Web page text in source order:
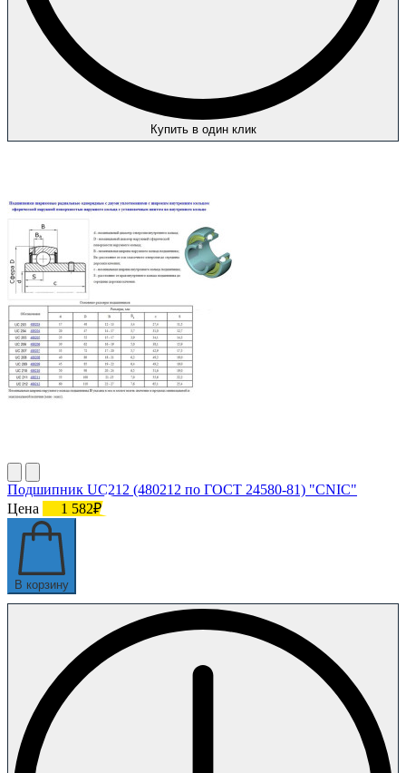
Купить в один клик
Подшипник UC212 (480212 по ГОСТ 24580-81) "CNIC"
Цена
1 582₽
В корзину